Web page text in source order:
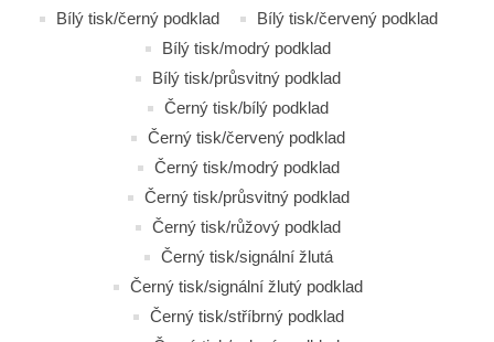
Bílý tisk/černý podklad
Bílý tisk/červený podklad
Bílý tisk/modrý podklad
Bílý tisk/průsvitný podklad
Černý tisk/bílý podklad
Černý tisk/červený podklad
Černý tisk/modrý podklad
Černý tisk/průsvitný podklad
Černý tisk/růžový podklad
Černý tisk/signální žlutá
Černý tisk/signální žlutý podklad
Černý tisk/stříbrný podklad